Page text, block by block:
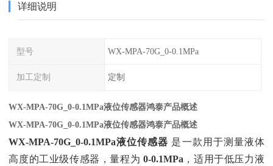
详细说明
型号 WX-MPA-70G_0-0.1MPa
加工定制 定制
WX-MPA-70G_0-0.1MPa液位传感器鸿泰产品概述
WX-MPA-70G_0-0.1MPa液位传感器鸿泰产品概述
WX-MPA-70G_0-0.1MPa液位传感器 ‌ 是一款用于测量液体
高度的工业级传感器，量程为 ‌ 0-0.1MPa ‌，适用于低压力液